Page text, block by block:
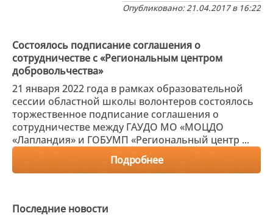
Опубликовано: 21.04.2017 в 16:22
Состоялось подписание соглашения о
сотрудничестве с «Региональным центром
добровольчества»
21 января 2022 года в рамках образовательной
сессии областной школы волонтеров состоялось
торжественное подписание соглашения о
сотрудничестве между ГАУДО МО «МОЦДО
«Лапландия» и ГОБУМП «Региональный центр ...
Подробнее
Последние новости